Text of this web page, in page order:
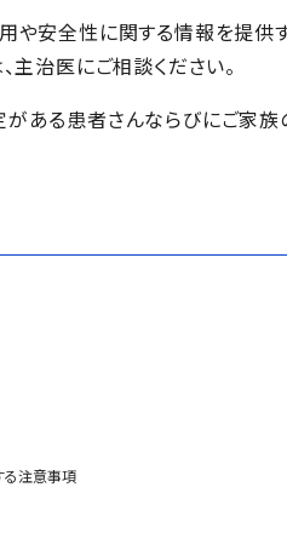
や安全性に関する情報を提供
主治医にご相談ください。
ある患者さんならびにご家族
る注意事項